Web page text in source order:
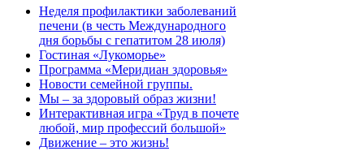
Неделя профилактики заболеваний
печени (в честь Международного
дня борьбы с гепатитом 28 июля)
Гостиная «Лукоморье»
Программа «Меридиан здоровья»
Новости семейной группы.
Мы – за здоровый образ жизни!
Интерактивная игра «Труд в почете
любой, мир профессий большой»
Движение – это жизнь!